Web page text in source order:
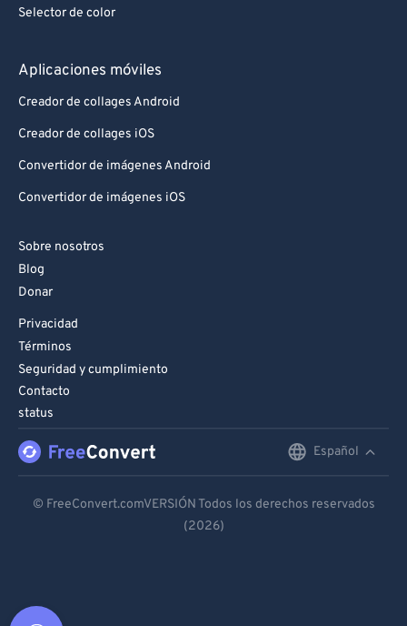
Selector de color
Aplicaciones móviles
Creador de collages Android
Creador de collages iOS
Convertidor de imágenes Android
Convertidor de imágenes iOS
Sobre nosotros
Blog
Donar
Privacidad
Términos
Seguridad y cumplimiento
Contacto
status
Español
Español
© FreeConvert.comVERSIÓN Todos los derechos reservados
(2026)